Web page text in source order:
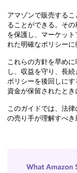
アマゾンで販売する
ることができる。そ
を保護し、マーケッ
れた明確なポリシー
これらの方針を早め
し、収益を守り、長
ポリシーを後回しにす
資金が保留されたと
このガイドでは、法
の売り手が理解すべ